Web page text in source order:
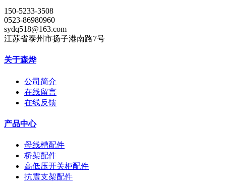
150-5233-3508
0523-86980960
sydq518@163.com
江苏省泰州市扬子港南路7号
关于森烨
公司简介
在线留言
在线反馈
产品中心
母线槽配件
桥架配件
高低压开关柜配件
抗震支架配件